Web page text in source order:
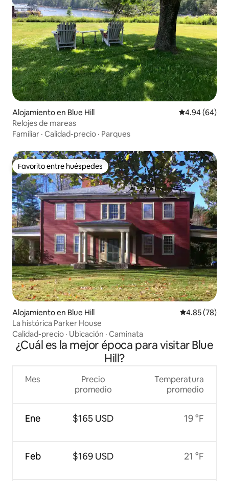
Alojamiento en Blue Hill Calificación
4.94 (64)
Relojes de mareas
Familiar · Calidad-precio · Parques
Favorito entre huéspedes
Favorito entre huéspedes
Alojamiento en Blue Hill Calificación
4.85 (78)
La histórica Parker House
Calidad-precio · Ubicación · Caminata
¿Cuál es la mejor época para visitar Blue
Hill?
Mes
Ene
Feb
Precio
promedio
$165 USD
$169 USD
Temperatura
promedio
19 °F
21 °F